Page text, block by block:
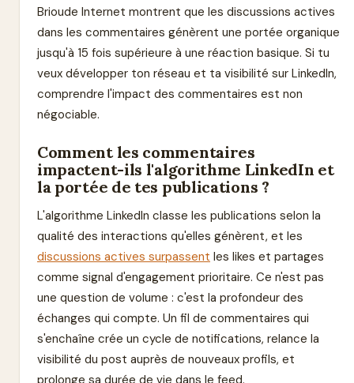
Brioude Internet montrent que les discussions actives
dans les commentaires génèrent une portée organique
jusqu'à 15 fois supérieure à une réaction basique. Si tu
veux développer ton réseau et ta visibilité sur LinkedIn,
comprendre l'impact des commentaires est non
négociable.
Comment les commentaires
impactent-ils l'algorithme LinkedIn et
la portée de tes publications ?
L'algorithme LinkedIn classe les publications selon la
qualité des interactions qu'elles génèrent, et les
discussions actives surpassent les likes et partages
comme signal d'engagement prioritaire. Ce n'est pas
une question de volume : c'est la profondeur des
échanges qui compte. Un fil de commentaires qui
s'enchaîne crée un cycle de notifications, relance la
visibilité du post auprès de nouveaux profils, et
prolonge sa durée de vie dans le feed.